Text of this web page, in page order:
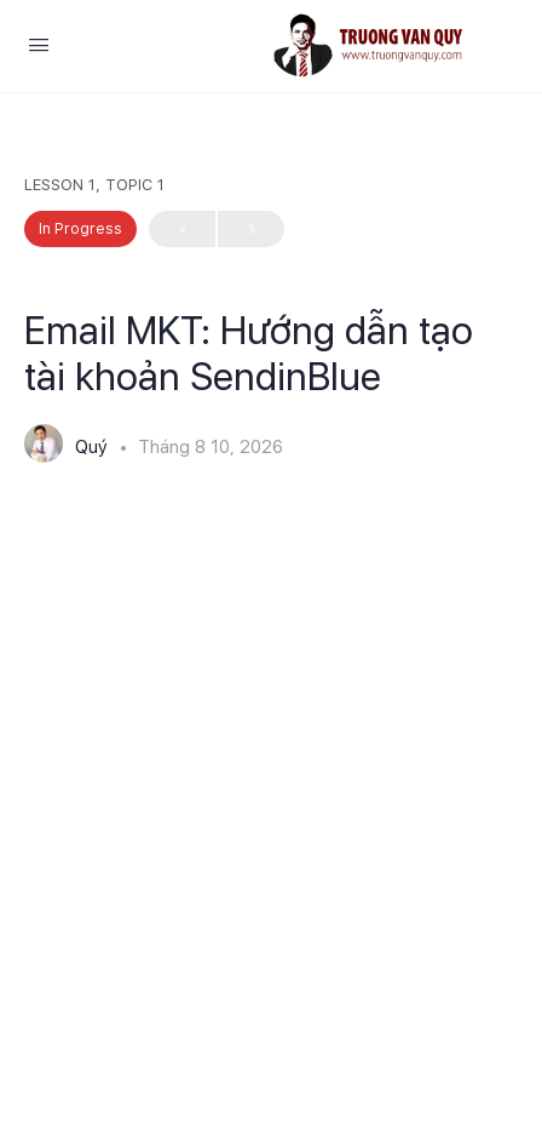
LESSON 1, TOPIC 1
In Progress
Email MKT: Hướng dẫn tạo
tài khoản SendinBlue
Quý Tháng 8 10, 2026